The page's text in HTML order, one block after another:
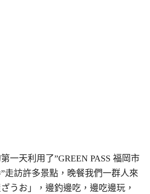
一天利用了”GREEN PASS 福岡市
走訪許多景點，晚餐我們一群人來
うお」，邊釣邊吃，邊吃邊玩，